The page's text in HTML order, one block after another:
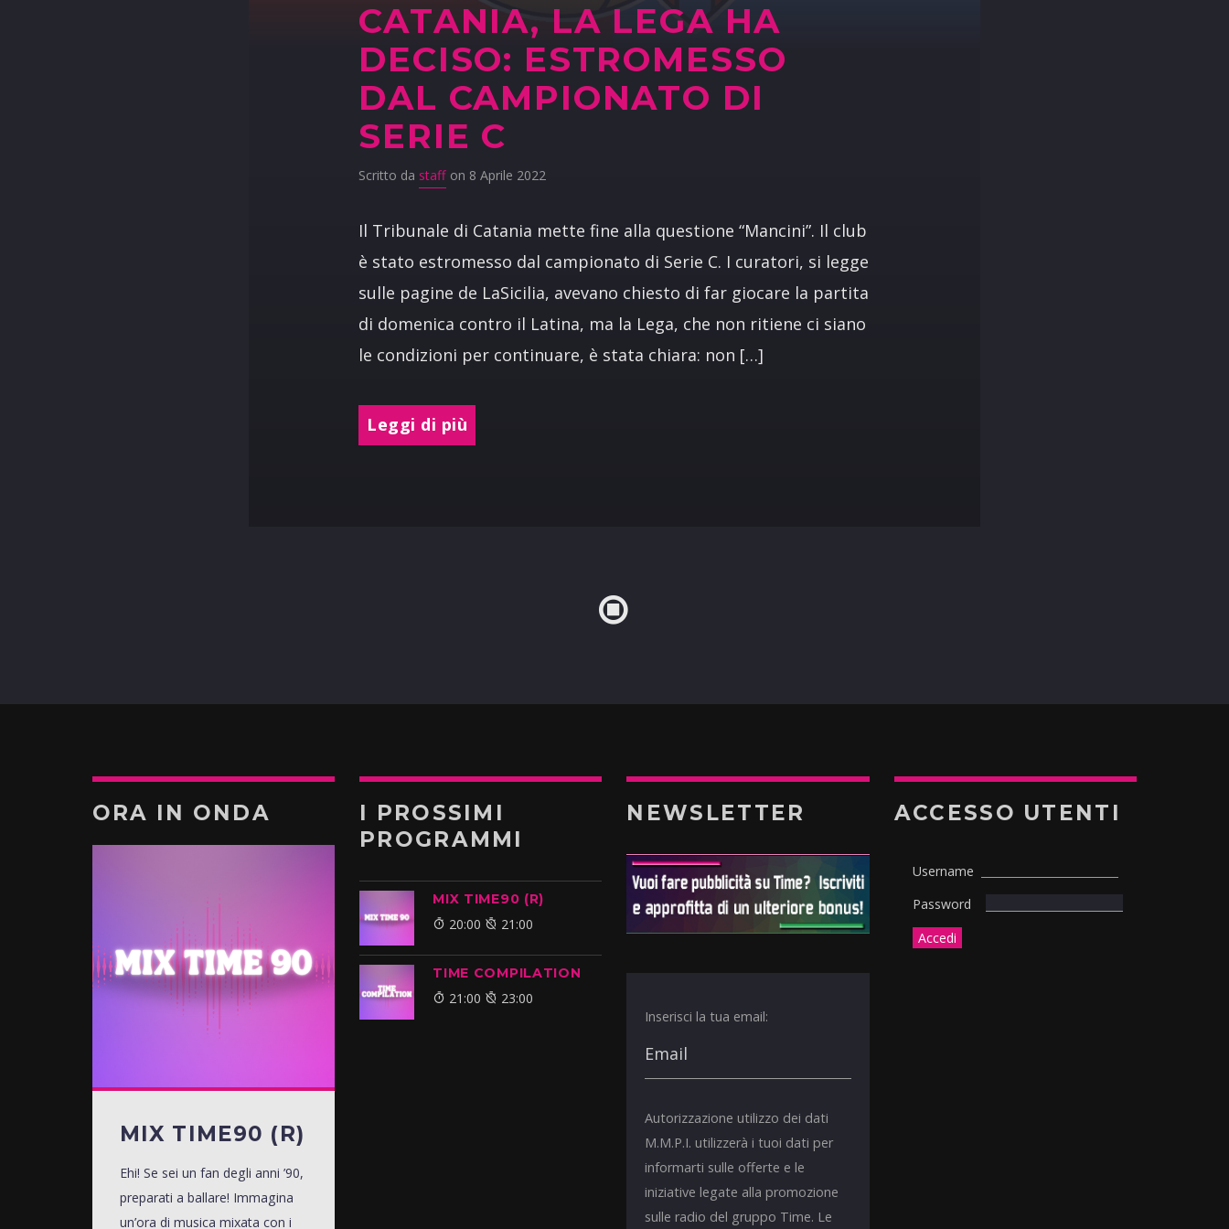
CATANIA, LA LEGA HA
DECISO: ESTROMESSO
DAL CAMPIONATO DI
SERIE C
Scritto da staff on 8 Aprile 2022
Il Tribunale di Catania mette fine alla questione “Mancini”. Il club
è stato estromesso dal campionato di Serie C. I curatori, si legge
sulle pagine de LaSicilia, avevano chiesto di far giocare la partita
di domenica contro il Latina, ma la Lega, che non ritiene ci siano
le condizioni per continuare, è stata chiara: non […]
Leggi di più
ORA IN ONDA
MIX TIME90 (R)
Ehi! Se sei un fan degli anni ’90,
preparati a ballare! Immagina
un’ora di musica mixata con i
I PROSSIMI
PROGRAMMI
MIX TIME90 (R)
20:00 21:00
TIME COMPILATION
21:00 23:00
NEWSLETTER
Inserisci la tua email:
Autorizzazione utilizzo dei dati
M.M.P.I. utilizzerà i tuoi dati per
informarti sulle offerte e le
iniziative legate alla promozione
sulle radio del gruppo Time. Le
ACCESSO UTENTI
Username
Password